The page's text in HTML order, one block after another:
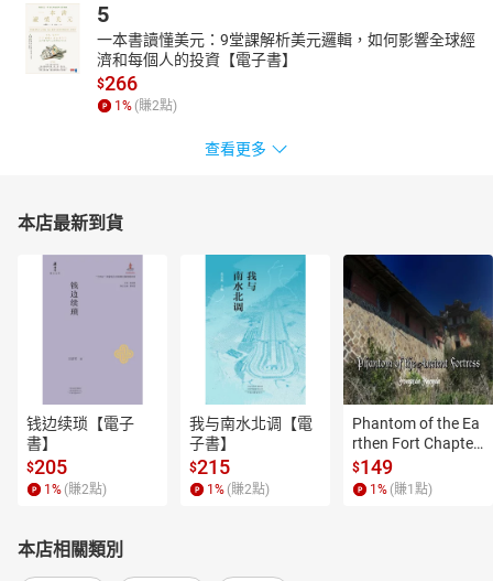
5
一本書讀懂美元：9堂課解析美元邏輯，如何影響全球經
濟和每個人的投資【電子書】
$266
1 % (賺2點)
查看更多
本店最新到貨
钱边续琐【電子
書】
$205
1 % (賺2點)
我与南水北调【電
子書】
$215
1 % (賺2點)
Phantom of the Ea
rthen Fort Chapter
4【有聲書】
$149
1 % (賺1 點)
本店相關類別